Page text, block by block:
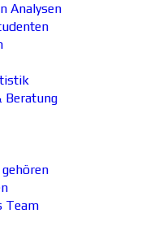
Analysen
Beratung
Team